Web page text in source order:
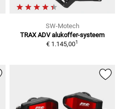
SW-Motech
TRAX ADV alukoffer-systeem
€ 1.145,001